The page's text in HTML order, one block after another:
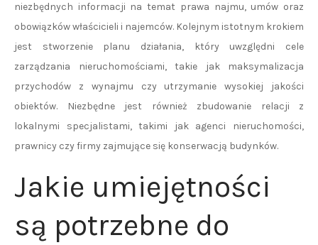
niezbędnych informacji na temat prawa najmu, umów oraz
obowiązków właścicieli i najemców. Kolejnym istotnym krokiem
jest stworzenie planu działania, który uwzględni cele
zarządzania nieruchomościami, takie jak maksymalizacja
przychodów z wynajmu czy utrzymanie wysokiej jakości
obiektów. Niezbędne jest również zbudowanie relacji z
lokalnymi specjalistami, takimi jak agenci nieruchomości,
prawnicy czy firmy zajmujące się konserwacją budynków.
Jakie umiejętności
są potrzebne do